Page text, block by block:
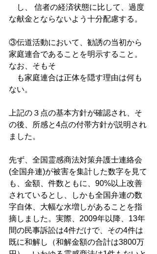
し、 信者の経済状態に比して、過度
な献金とならないよう十分配慮する。
③伝道活動において、勧誘の当初から
家庭連合であることを明示すること。
なお、そもそ
も家庭連合は正体を隠す理由は何も
ない。
上記の３点の基本方針が確認され、そ
の後、所感と4点の付帯方針が説明され
ました。
先ず、全国霊感商法対策弁護士連絡会
(全国弁連)が被害を集計した数字を見て
も、金額、件数ともに、90%以上改善
されているとし、しかも全国弁連の数
字自体、大幅な水増しがあることを指
摘しました。実際、2009年以降、13年
間の民事訴訟は4件だけで、その4件は
既に和解し（和解金額の合計は3800万